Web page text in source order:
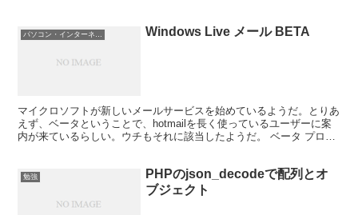
Windows Live メール BETA
マイクロソフトが新しいメールサービスを始めているようだ。とりあ
えず、ベータということで、hotmailを長く使っているユーザーに案
内が来ているらしい。ウチもそれに該当したようだ。 ベータ プログ
勉強
PHPのjson_decodeで配列とオ
ブジェクト